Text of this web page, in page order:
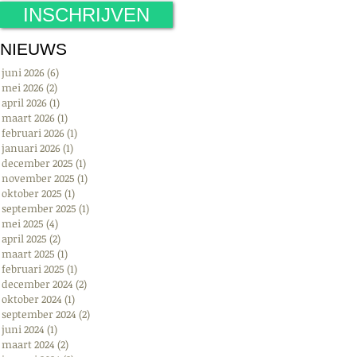
INSCHRIJVEN
NIEUWS
juni 2026(6)
mei 2026(2)
april 2026(1)
maart 2026(1)
februari 2026(1)
januari 2026(1)
december 2025 (1)
november 2025 (1)
oktober 2025 (1)
september 2025 (1)
mei 2025 (4)
april 2025 (2)
maart 2025 (1)
februari 2025 (1)
december 2024 (2)
oktober 2024 (1)
september 2024 (2)
juni 2024 (1)
maart 2024 (2)